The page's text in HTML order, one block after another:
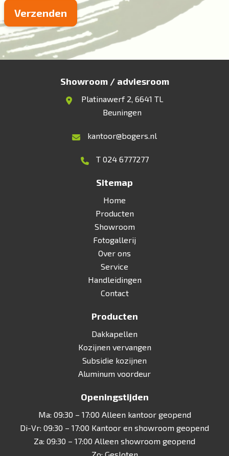
Showroom / adviesroom
Platinawerf 2, 6641 TL
Beuningen
kantoor@bogers.nl
T 024 6777277
Sitemap
Home
Producten
Showroom
Fotogallerij
Over ons
Service
Handleidingen
Contact
Producten
Dakkapellen
Kozijnen vervangen
Subsidie kozijnen
Aluminum voordeur
Openingstijden
Ma: 09:30 – 17:00 Alleen kantoor geopend
Di-Vr: 09:30 – 17:00 Kantoor en showroom geopend
Za: 09:30 – 17:00 Alleen showroom geopend